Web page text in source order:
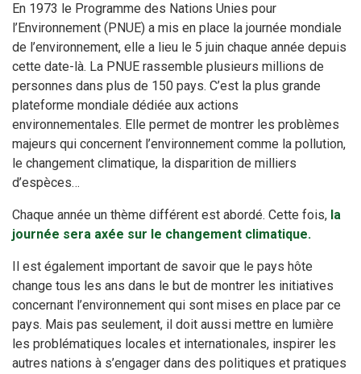
En 1973 le Programme des Nations Unies pour
l’Environnement (PNUE) a mis en place la journée mondiale
de l’environnement, elle a lieu le 5 juin chaque année depuis
cette date-là. La PNUE rassemble plusieurs millions de
personnes dans plus de 150 pays. C’est la plus grande
plateforme mondiale dédiée aux actions
environnementales. Elle permet de montrer les problèmes
majeurs qui concernent l’environnement comme la pollution,
le changement climatique, la disparition de milliers
d’espèces…
Chaque année un thème différent est abordé. Cette fois, la
journée sera axée sur le changement climatique.
Il est également important de savoir que le pays hôte
change tous les ans dans le but de montrer les initiatives
concernant l’environnement qui sont mises en place par ce
pays. Mais pas seulement, il doit aussi mettre en lumière
les problématiques locales et internationales, inspirer les
autres nations à s’engager dans des politiques et pratiques